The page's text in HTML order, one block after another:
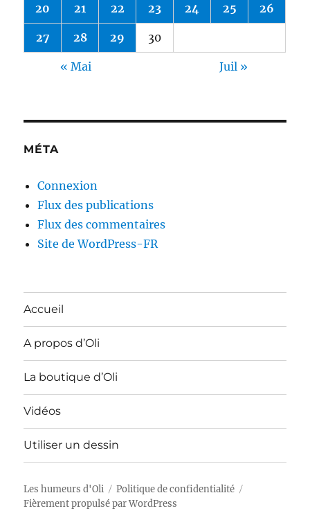
20 21 22 23 24 25 26
27 28 29 30
« Mai Juil »
MÉTA
Connexion
Flux des publications
Flux des commentaires
Site de WordPress-FR
Accueil
A propos d’Oli
La boutique d’Oli
Vidéos
Utiliser un dessin
Les humeurs d'Oli
Politique de confidentialité
Fièrement propulsé par WordPress